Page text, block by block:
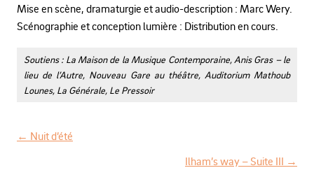
Mise en scène, dramaturgie et audio-description : Marc Wery.
Scénographie et conception lumière : Distribution en cours.
Soutiens : La Maison de la Musique Contemporaine, Anis Gras – le
lieu de l’Autre, Nouveau Gare au théâtre, Auditorium Mathoub
Lounes, La Générale, Le Pressoir
← Nuit d’été
Ilham’s way – Suite III →